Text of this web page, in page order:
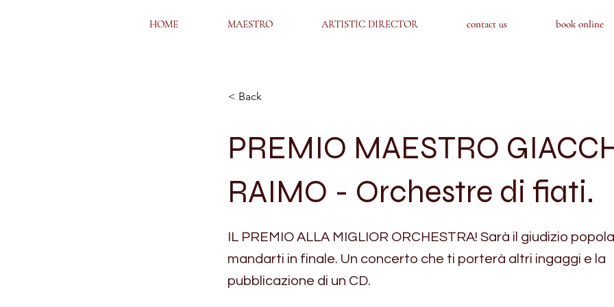
HOME MAESTRO ARTISTIC DIRECTOR contact us book online
HOME MAESTRO ARTISTIC DIRECTOR contact us book online
< Back
PREMIO MAESTRO
RAIMO - Orchestre di fiati.
IL PREMIO ALLA MIGLIOR ORCHESTRA! Sarà il giudizio
mandarti in finale. Un concerto che ti porterà altri ingaggi e la
pubblicazione di un CD.